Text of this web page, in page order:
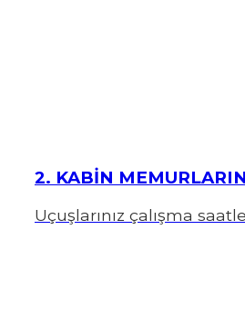
2. KABİN
Uçuşlarınız çalışma